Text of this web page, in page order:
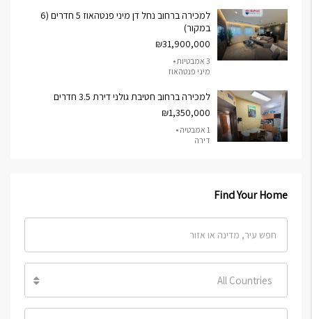
למכירה ברחוב נחל דן מיני פנטהאוז 5 חדרים (6
במקור)
₪31,900,000
3 אמבטיות •
מיני פנטהאוז
למכירה ברחוב חטיבת גולני דירת 3.5 חדרים
₪1,350,000
1 אמבטיה •
דירה
Find Your Home
All Countries